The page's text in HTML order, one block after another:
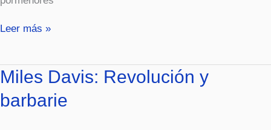
Leer más »
Miles Davis: Revolución y
barbarie
Miles
Davis:
Revolución
y